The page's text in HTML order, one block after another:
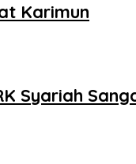
Karimun
Syariah